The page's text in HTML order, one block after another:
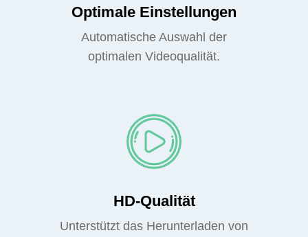
Optimale Einstellungen
Automatische Auswahl der
optimalen Videoqualität.
HD-Qualität
Unterstützt das Herunterladen von